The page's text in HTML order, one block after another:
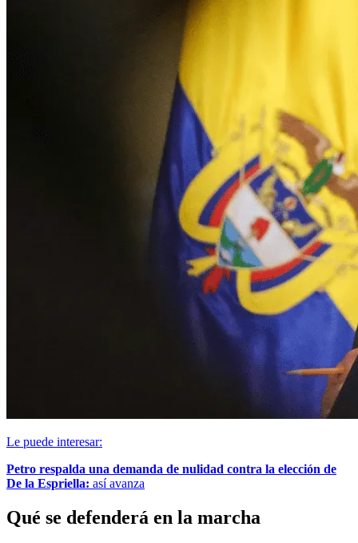
Le puede interesar:
Petro respalda una demanda de nulidad contra la elección de
De la Espriella: así avanza
Qué se defenderá en la marcha